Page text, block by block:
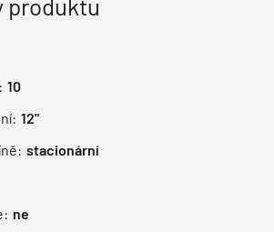
produktu
10
12"
stacionární
ne